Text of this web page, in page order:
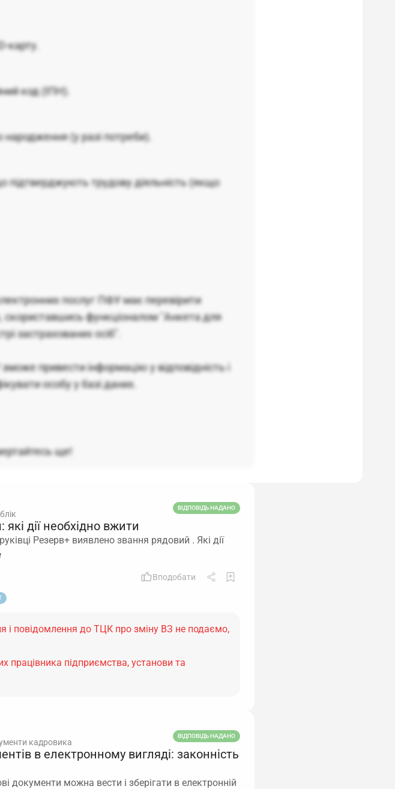
карту.
код (ІПН).
народження (у разі потреби).
підтверджують трудову діяльність (якщо
послуг ПФУ має перевірити
скориставшись функціоналом "Анкета для
застрахованих осіб".
привести інформацію у відповідність і
особу у базі даних.
ще!
ВІДПОВІДЬ НАДАНО
дії необхідно вжити
Резерв+ виявлено звання рядовий . Які дії
Вподобати
і повідомлення до ТЦК про зміну ВЗ не подаємо,
працівника підприємства, установи та
кадровика
ВІДПОВІДЬ НАДАНО
в електронному вигляді: законність
документи можна вести і зберігати в електронній